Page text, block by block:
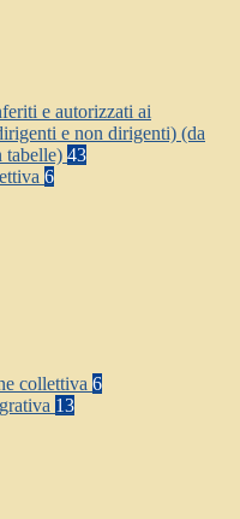
e autorizzati ai
e non dirigenti) (da
tabelle) 43
6
collettiva 6
13